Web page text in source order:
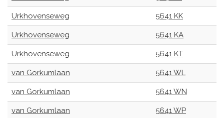
Urkhovenseweg 5641 KK
Urkhovenseweg 5641 KA
Urkhovenseweg 5641 KT
van Gorkumlaan 5641 WL
van Gorkumlaan 5641 WN
van Gorkumlaan 5641 WP